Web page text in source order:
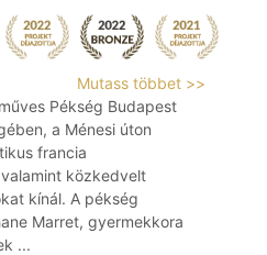
Mutass többet >>
Pékség Budapest
a Ménesi úton
francia
közkedvelt
kínál. A pékség
Marret, gyermekkora
...